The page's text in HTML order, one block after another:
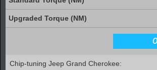
Chip-tuning Jeep Grand Cherokee: